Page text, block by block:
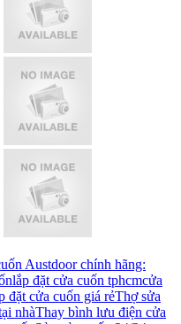
Austdoor chính hãng:
lắp đặt cửa cuốn tphcmcửa
đặt cửa cuốn giá rẻThợ sửa
nhàThay bình lưu điện cửa